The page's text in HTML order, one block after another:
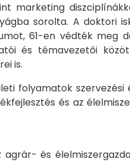
marketing
sorolta. A doktori
61-en védték
és témavezetői
is.
folyamatok
és az
és